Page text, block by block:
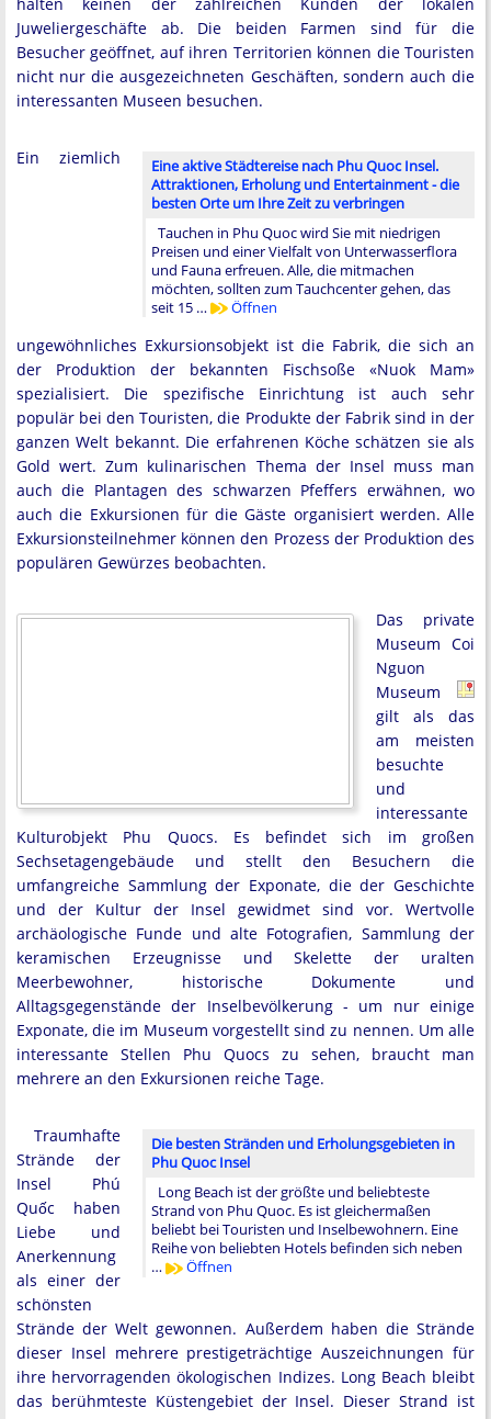
Juweliergeschäfte ab. Die beiden Farmen sind für die
Besucher geöffnet, auf ihren Territorien können die Touristen
nicht nur die ausgezeichneten Geschäften, sondern auch die
interessanten Museen besuchen.
Eine aktive Städtereise nach Phu Quoc Insel.
Attraktionen, Erholung und Entertainment - die
besten Orte um Ihre Zeit zu verbringen
Tauchen in Phu Quoc wird Sie mit niedrigen
Preisen und einer Vielfalt von Unterwasserflora
und Fauna erfreuen. Alle, die mitmachen
möchten, sollten zum Tauchcenter gehen, das
seit 15 …
Öffnen
Ein ziemlich
ungewöhnliches Exkursionsobjekt ist die Fabrik, die sich an
der Produktion der bekannten Fischsoße «Nuok Mam»
spezialisiert. Die spezifische Einrichtung ist auch sehr
populär bei den Touristen, die Produkte der Fabrik sind in der
ganzen Welt bekannt. Die erfahrenen Köche schätzen sie als
Gold wert. Zum kulinarischen Thema der Insel muss man
auch die Plantagen des schwarzen Pfeffers erwähnen, wo
auch die Exkursionen für die Gäste organisiert werden. Alle
Exkursionsteilnehmer können den Prozess der Produktion des
populären Gewürzes beobachten.
Das private
Museum Coi
Nguon
Museum
gilt als das
am meisten
besuchte
und
interessante
Kulturobjekt Phu Quocs. Es befindet sich im großen
Sechsetagengebäude und stellt den Besuchern die
umfangreiche Sammlung der Exponate, die der Geschichte
und der Kultur der Insel gewidmet sind vor. Wertvolle
archäologische Funde und alte Fotografien, Sammlung der
keramischen Erzeugnisse und Skelette der uralten
Meerbewohner, historische Dokumente und
Alltagsgegenstände der Inselbevölkerung - um nur einige
Exponate, die im Museum vorgestellt sind zu nennen. Um alle
interessante Stellen Phu Quocs zu sehen, braucht man
mehrere an den Exkursionen reiche Tage.
Die besten Stränden und Erholungsgebieten in
Phu Quoc Insel
Long Beach ist der größte und beliebteste
Strand von Phu Quoc. Es ist gleichermaßen
beliebt bei Touristen und Inselbewohnern. Eine
Reihe von beliebten Hotels befinden sich neben
…
Öffnen
Traumhafte
Strände der
Insel Phú
Quốc haben
Liebe und
Anerkennung
als einer der
schönsten
Strände der Welt gewonnen. Außerdem haben die Strände
dieser Insel mehrere prestigeträchtige Auszeichnungen für
ihre hervorragenden ökologischen Indizes. Long Beach bleibt
das berühmteste Küstengebiet der Insel. Dieser Strand ist